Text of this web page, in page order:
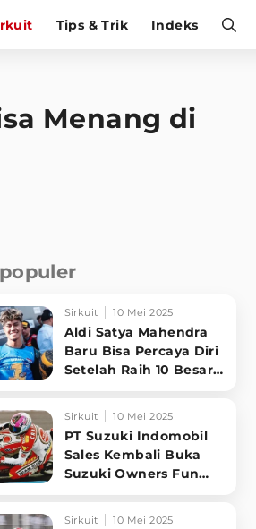
Tips & Trik Indeks
Menang di
Sirkuit 10 Mei 2025
Aldi Satya Mahendra
Baru Bisa Percaya Diri
Setelah Raih 10 Besar
Sirkuit 10 Mei 2025
PT Suzuki Indomobil
Sales Kembali Buka
Suzuki Owners Fun
Sirkuit 10 Mei 2025